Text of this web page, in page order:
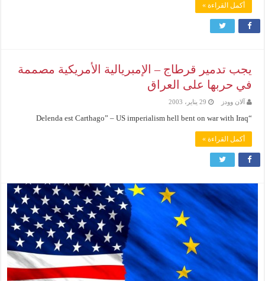
أكمل القراءة »
يجب تدمير قرطاج – الإمبريالية الأمريكية مصممة
في حربها على العراق
آلان وودز 29 يناير، 2003
“Delenda est Carthago” – US imperialism hell bent on war with Iraq
أكمل القراءة »